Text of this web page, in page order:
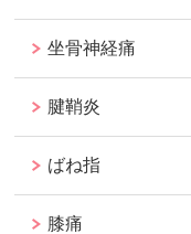
坐骨神経痛
腱鞘炎
ばね指
膝痛